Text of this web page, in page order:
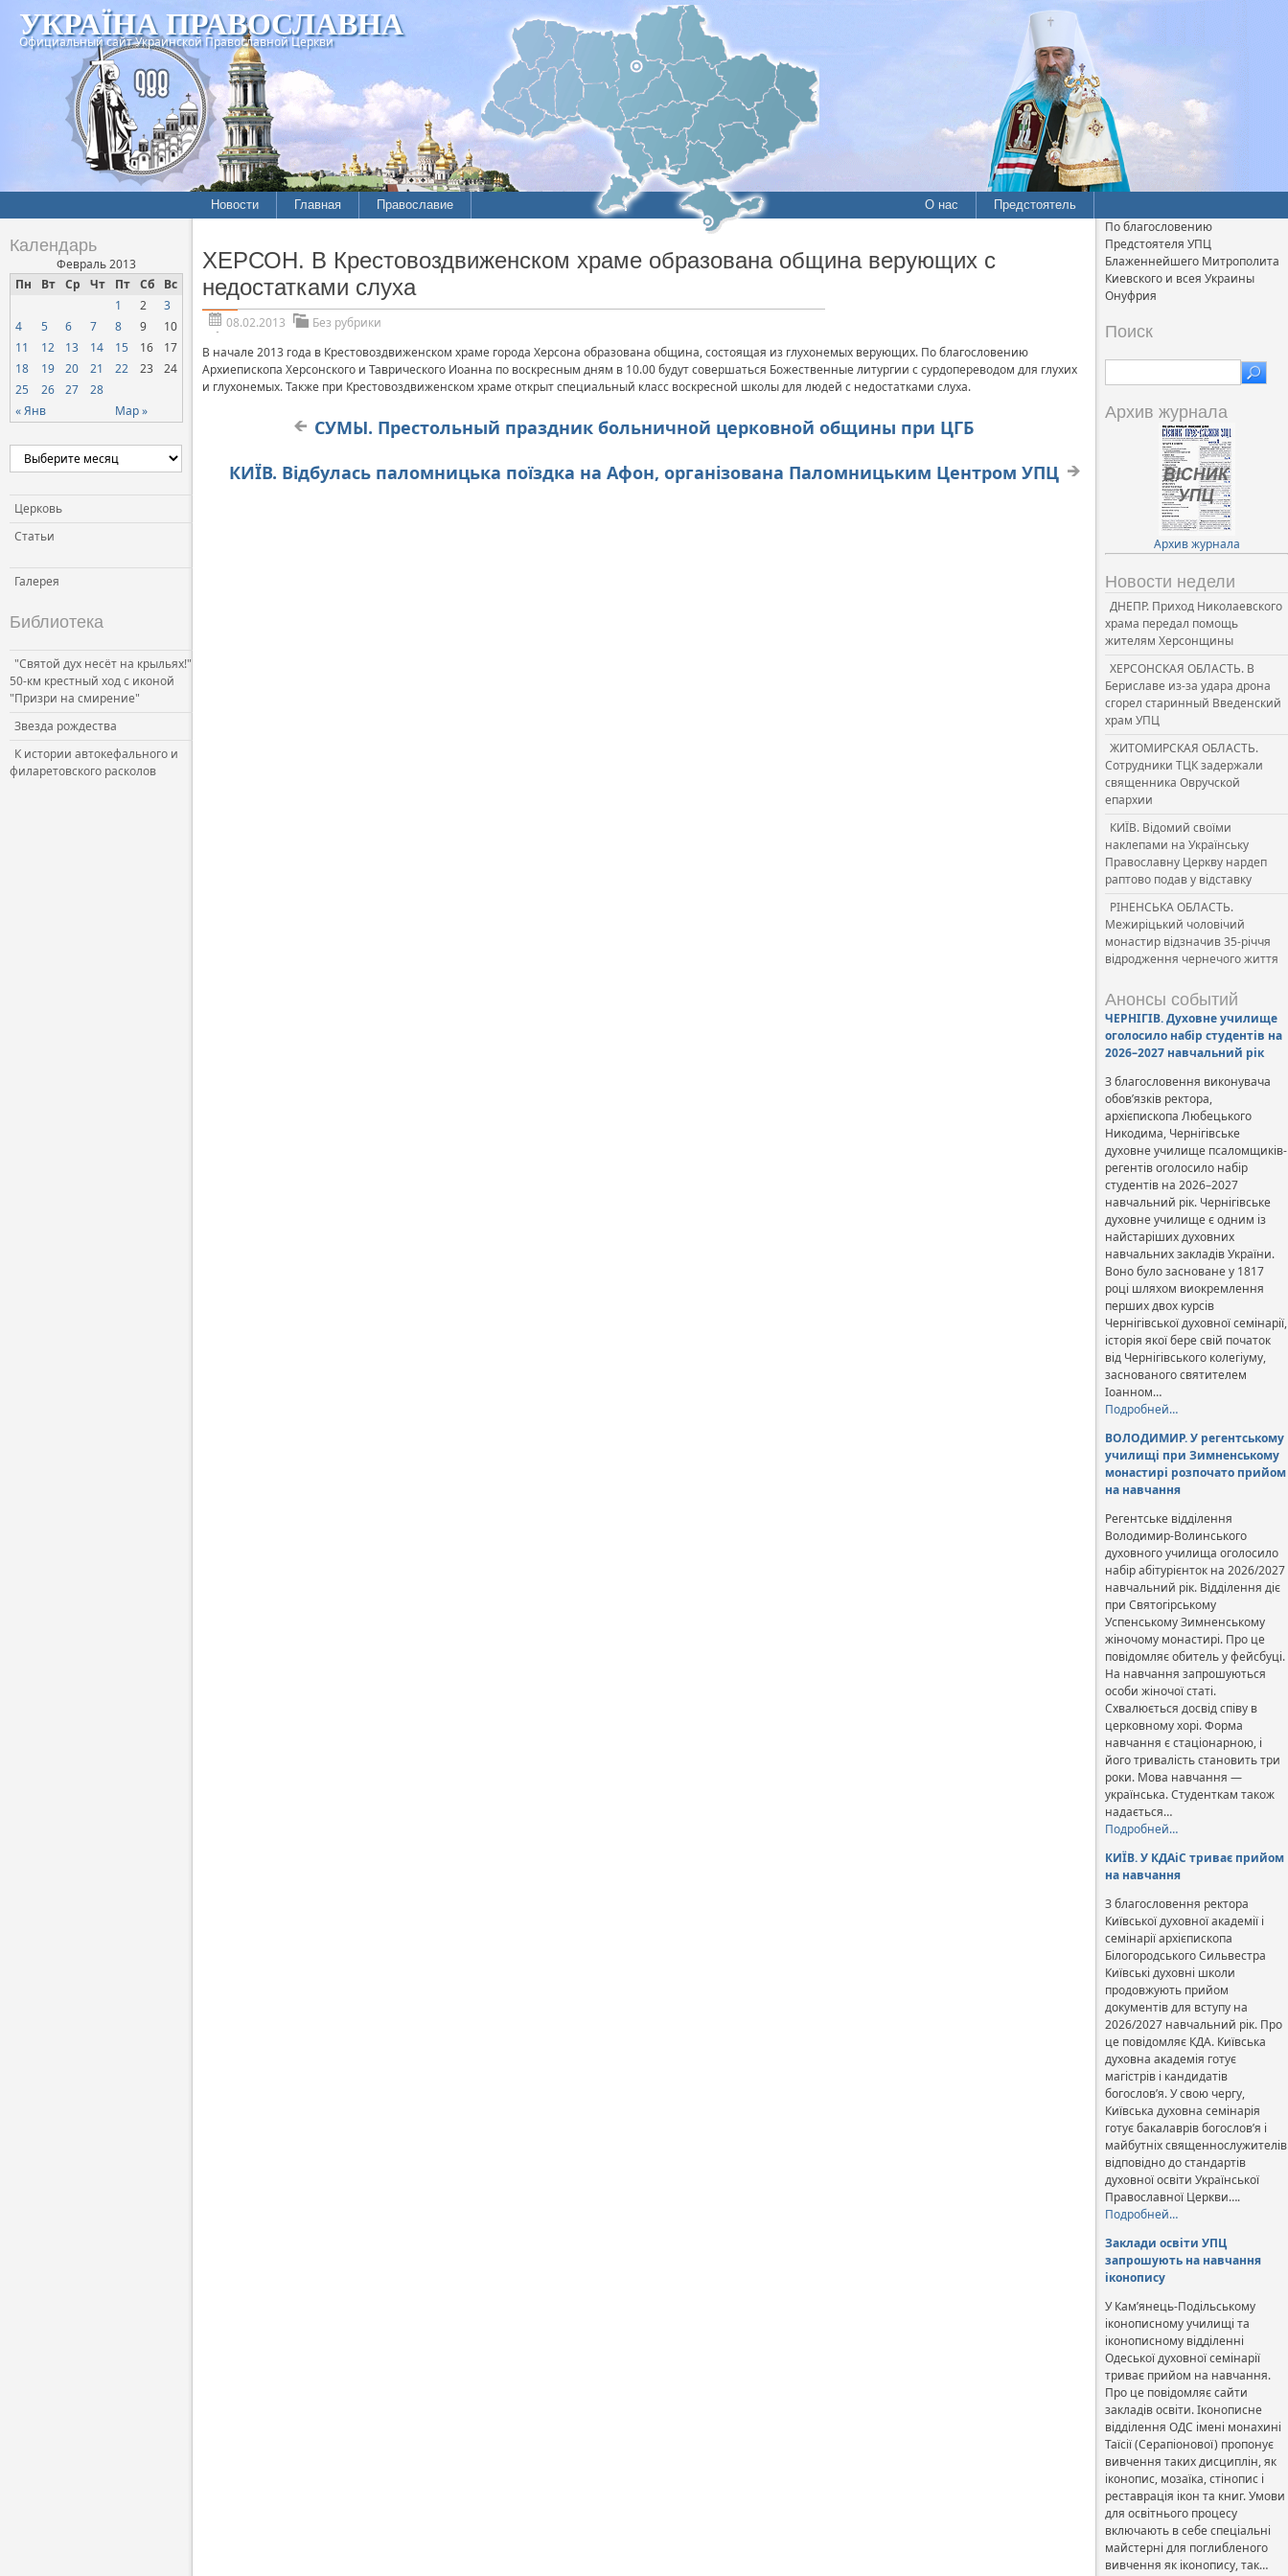
УКРАЇНА ПРАВОСЛАВНА
Официальный сайт Украинской Православной Церкви
Новости Главная Православие О нас Предстоятель
Календарь
Февраль 2013
Пн
Вт Ср Чт Пт Сб Вс
« Янв Мар »
1 2
3
4
5 6 7 8 9
10
11
12 13 14 15 16
17
18
19 20 21 22 23
24
25
26 27 28
Церковь
Статьи
Галерея
Библиотека
"Святой дух несёт на крыльях!"
50-км крестный ход с иконой
"Призри на смирение"
Звезда рождества
К истории автокефального и
филаретовского расколов
ХЕРСОН. В Крестовоздвиженском храме образована община верующих с
недостатками слуха
08.02.2013
Без рубрики
В начале 2013 года в Крестовоздвиженском храме города Херсона образована община, состоящая из глухонемых верующих. По благословению
Архиепископа Херсонского и Таврического Иоанна по воскресным дням в 10.00 будут совершаться Божественные литургии с сурдопереводом для глухих
и глухонемых. Также при Крестовоздвиженском храме открыт специальный класс воскресной школы для людей с недостатками слуха.
СУМЫ. Престольный праздник больничной церковной общины при ЦГБ
КИЇВ. Відбулась паломницька поїздка на Афон, організована Паломницьким Центром УПЦ
По благословению
Предстоятеля УПЦ
Блаженнейшего Митрополита
Киевского и всея Украины
Онуфрия
Поиск
Архив журнала
Архив журнала
Новости недели
ДНЕПР. Приход Николаевского
храма передал помощь
жителям Херсонщины
ХЕРСОНСКАЯ ОБЛАСТЬ. В
Бериславе из-за удара дрона
сгорел старинный Введенский
храм УПЦ
ЖИТОМИРСКАЯ ОБЛАСТЬ.
Сотрудники ТЦК задержали
священника Овручской
епархии
КИЇВ. Відомий своїми
наклепами на Українську
Православну Церкву нардеп
раптово подав у відставку
РІНЕНСЬКА ОБЛАСТЬ.
Межиріцький чоловічий
монастир відзначив 35-річчя
відродження чернечого життя
Анонсы событий
ЧЕРНІГІВ. Духовне училище
оголосило набір студентів на
2026–2027 навчальний рік
З благословення виконувача
обов’язків ректора,
архієпископа Любецького
Никодима, Чернігівське
духовне училище псаломщиків-
регентів оголосило набір
студентів на 2026–2027
навчальний рік. Чернігівське
духовне училище є одним із
найстаріших духовних
навчальних закладів України.
Воно було засноване у 1817
році шляхом виокремлення
перших двох курсів
Чернігівської духовної семінарії,
історія якої бере свій початок
від Чернігівського колегіуму,
заснованого святителем
Іоанном…
Подробней…
ВОЛОДИМИР. У регентському
училищі при Зимненському
монастирі розпочато прийом
на навчання
Регентське відділення
Володимир-Волинського
духовного училища оголосило
набір абітурієнток на 2026/2027
навчальний рік. Відділення діє
при Святогірському
Успенському Зимненському
жіночому монастирі. Про це
повідомляє обитель у фейсбуці.
На навчання запрошуються
особи жіночої статі.
Схвалюється досвід співу в
церковному хорі. Форма
навчання є стаціонарною, і
його тривалість становить три
роки. Мова навчання —
українська. Студенткам також
надається…
Подробней…
КИЇВ. У КДАіС триває прийом
на навчання
З благословення ректора
Київської духовної академії і
семінарії архієпископа
Білогородського Сильвестра
Київські духовні школи
продовжують прийом
документів для вступу на
2026/2027 навчальний рік. Про
це повідомляє КДА. Київська
духовна академія готує
магістрів і кандидатів
богослов’я. У свою чергу,
Київська духовна семінарія
готує бакалаврів богослов’я і
майбутніх священнослужителів
відповідно до стандартів
духовної освіти Української
Православної Церкви….
Подробней…
Заклади освіти УПЦ
запрошують на навчання
іконопису
У Кам’янець-Подільському
іконописному училищі та
іконописному відділенні
Одеської духовної семінарії
триває прийом на навчання.
Про це повідомляє сайти
закладів освіти. Іконописне
відділення ОДС імені монахині
Таїсії (Серапіонової) пропонує
вивчення таких дисциплін, як
іконопис, мозаїка, стінопис і
реставрація ікон та книг. Умови
для освітнього процесу
включають в себе спеціальні
майстерні для поглибленого
вивчення як іконопису, так…